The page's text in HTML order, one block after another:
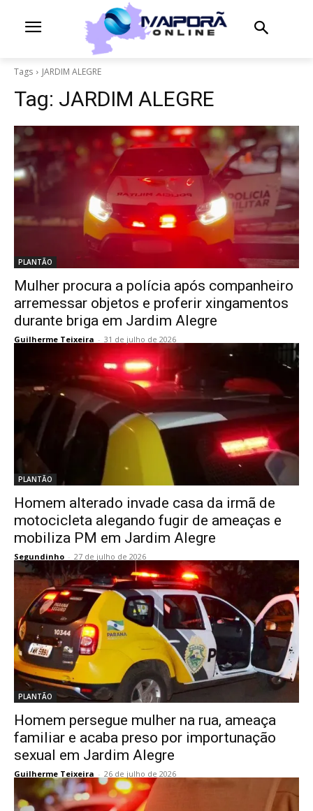
Tags JARDIM ALEGRE
Tag: JARDIM ALEGRE
PLANTÃO
Mulher procura a polícia após companheiro
arremessar objetos e proferir xingamentos
durante briga em Jardim Alegre
Guilherme Teixeira - 31 de julho de 2026
PLANTÃO
Homem alterado invade casa da irmã de
motocicleta alegando fugir de ameaças e
mobiliza PM em Jardim Alegre
Segundinho - 27 de julho de 2026
PLANTÃO
Homem persegue mulher na rua, ameaça
familiar e acaba preso por importunação
sexual em Jardim Alegre
Guilherme Teixeira - 26 de julho de 2026